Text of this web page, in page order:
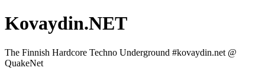
Kovaydin.NET
The Finnish Hardcore Techno Underground #kovaydin.net @
QuakeNet